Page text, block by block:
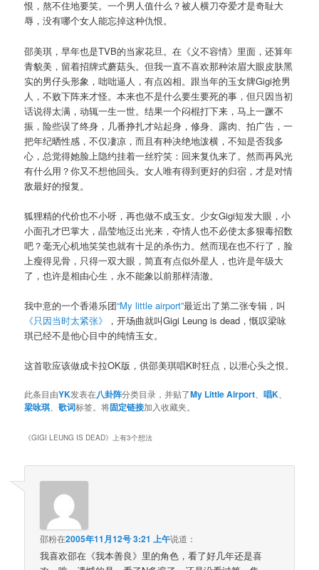
恨，熬不住地要笑。一个男人值什么？被人横刀夺爱才是奇耻大
辱，没有哪个女人能忘掉这种仇恨。
邵美琪，早年也是TVB的当家花旦。在《义不容情》里面，还算年
青貌美，留着招牌式蘑菇头。但我一直不喜欢那种浓眉大眼皮肤黑
实的男仔头形象，咄咄逼人，有点凶相。跟当年的玉女牌Gigi抢男
人，不败下阵来才怪。本来也不是什么要生要死的事，但只因当初
话说得太满，动辄一生一世。结果一个闷棍打下来，马上一蹶不
振，险些误了终身，几番挣扎才站起身，修身、露肉、拍广告，一
把年纪晒性感，不仅凄凉，而且有种决绝地泼横，不知是否我多
心，总觉得她脸上隐约挂着一丝狞笑：回来复仇来了。然而再风光
有什么用？你又不想他回头。女人唯有得到更好的归宿，才是对情
敌最好的报复。
狐狸精的代价也不小呀，再也做不成玉女。少女Gigi短发大眼，小
小面孔才巴掌大，晶莹地泛出光来，夺情人也不必使太多狠毒招数
吧？毫无心机地笑笑也就有十足的杀伤力。然而现在也不行了，脸
上瘦得见骨，只得一双大眼，简直有点似外星人，也许是年级大
了，也许是相由心生，永不能象以前那样清澈。
我中意的一个香港乐团“My little airport”最近出了第二张专辑，叫
《只因当时太紧张》
，开场曲就叫Gigi Leung is dead，慨叹梁咏
琪已经不是他心目中的纯情玉女。
这首歌应该做成卡拉OK版，供邵美琪唱K时狂点，以泄心头之恨。
此条目由YK发表在八卦阵分类目录，并贴了My Little Airport 、唱K
梁咏琪 、歌词标签。将固定链接加入收藏夹。
《GIGI LEUNG IS DEAD》上有3个想法
邵粉在2005年11月12号 3:21 上午说道：
我喜欢邵在《我本善良》里的角色，看了好几年还是喜